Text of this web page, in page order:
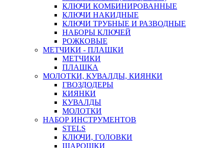
КЛЮЧИ КОМБИНИРОВАННЫЕ
КЛЮЧИ НАКИДНЫЕ
КЛЮЧИ ТРУБНЫЕ И РАЗВОДНЫЕ
НАБОРЫ КЛЮЧЕЙ
РОЖКОВЫЕ
МЕТЧИКИ - ПЛАШКИ
МЕТЧИКИ
ПЛАШКА
МОЛОТКИ, КУВАЛДЫ, КИЯНКИ
ГВОЗДОДЕРЫ
КИЯНКИ
КУВАЛДЫ
МОЛОТКИ
НАБОР ИНСТРУМЕНТОВ
STELS
КЛЮЧИ, ГОЛОВКИ
ШАРОШКИ